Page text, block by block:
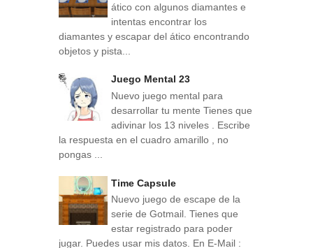
ático con algunos diamantes e
intentas encontrar los
diamantes y escapar del ático encontrando
objetos y pista...
Juego Mental 23
Nuevo juego mental para
desarrollar tu mente Tienes que
adivinar los 13 niveles . Escribe
la respuesta en el cuadro amarillo , no
pongas ...
Time Capsule
Nuevo juego de escape de la
serie de Gotmail. Tienes que
estar registrado para poder
jugar. Puedes usar mis datos. En E-Mail :